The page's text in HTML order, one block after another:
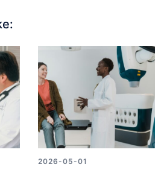
2026-05-01